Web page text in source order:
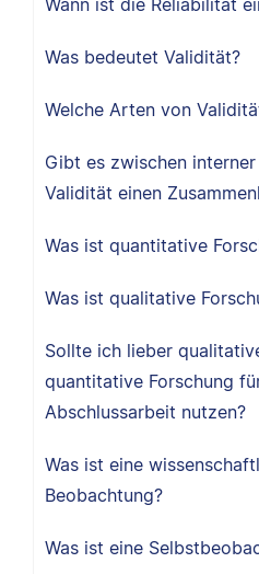
Wann ist die Reliabilität
Was bedeutet Validität?
Welche Arten von
Gibt es zwischen
Validität einen
Was ist quantitative
Was ist qualitative
Sollte ich lieber
quantitative Forschung
Abschlussarbeit nutzen?
Was ist eine
Beobachtung?
Was ist eine